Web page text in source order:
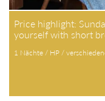
Price highlight:
yourself with short
1 Nächte / HP /